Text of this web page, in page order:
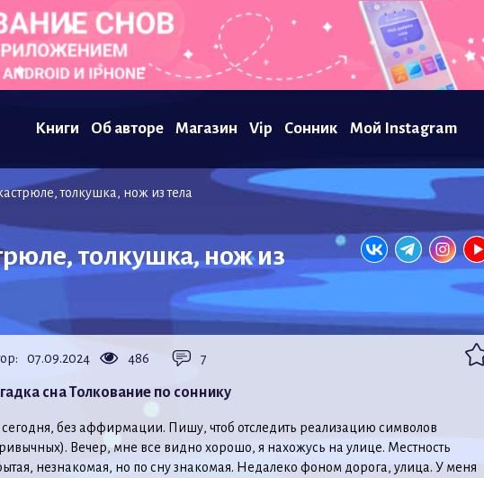
Книги Об авторе Магазин Vip Сонник Мой Instagram
толкушка, нож из тела
толкушка, нож из
07.09.2024 486 7
сна Толкование по соннику
без аффирмации. Пишу, чтоб отследить реализацию символов
Вечер, мне все видно хорошо, я нахожусь на улице. Местность
незнакомая, но по сну знакомая. Недалеко фоном дорога, улица. У меня